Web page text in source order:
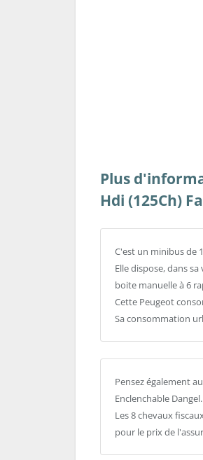
Plus
Hdi (125Ch)
C'est un minibus de
Elle dispose, dans
boite manuelle à 6
Cette Peugeot
Sa consommation
Pensez également
Enclenchable Dangel.
Les 8 chevaux
pour le prix de